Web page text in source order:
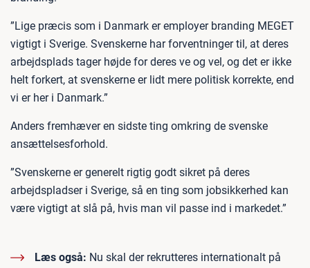
”Lige præcis som i Danmark er employer branding MEGET
vigtigt i Sverige. Svenskerne har forventninger til, at deres
arbejdsplads tager højde for deres ve og vel, og det er ikke
helt forkert, at svenskerne er lidt mere politisk korrekte, end
vi er her i Danmark.”
Anders fremhæver en sidste ting omkring de svenske
ansættelsesforhold.
”Svenskerne er generelt rigtig godt sikret på deres
arbejdspladser i Sverige, så en ting som jobsikkerhed kan
være vigtigt at slå på, hvis man vil passe ind i markedet.”
Læs også: Nu skal der rekrutteres internationalt på